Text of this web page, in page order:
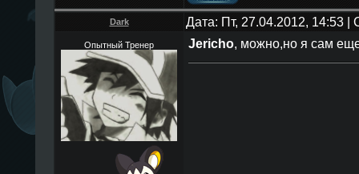
Dark Дата: Пт, 27.04.2012, 14:53
Опытный Тренер Jericho, можно,но я сам